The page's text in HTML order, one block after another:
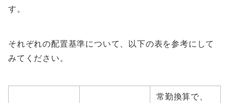
す。
それぞれの配置基準について、以下の表を参考にして
みてください。
常勤換算で、